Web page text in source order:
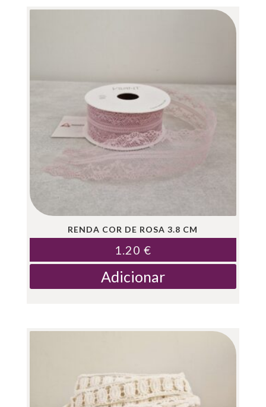
RENDA COR DE ROSA 3.8 CM
1.20 €
Adicionar